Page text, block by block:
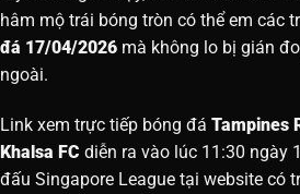
hâm mộ trái bóng tròn có thể em các
đá 17/04/2026 mà không lo bị gián
ngoài.
Link xem trực tiếp bóng đá Tampines
Khalsa FC diễn ra vào lúc 11:30 ngày
đấu Singapore League tại website có